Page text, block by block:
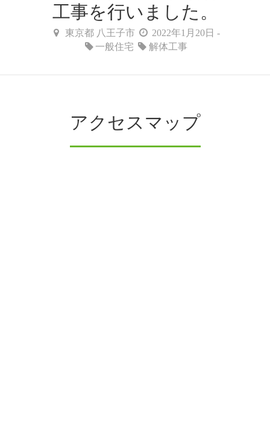
工事を行いました。
東京都 八王子市
2022年1月20日 -
一般住宅
解体工事
アクセスマップ